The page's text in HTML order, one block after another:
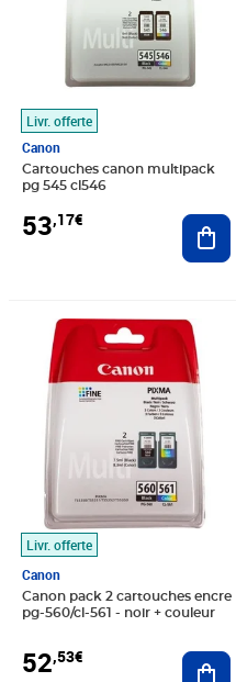
Livr. offerte
Canon
Cartouches canon multipack
pg 545 cl546
53,17€
Livr. offerte
Canon
Canon pack 2 cartouches encre
pg-560/cl-561 - noir + couleur
52,53€
Prix 52,53€